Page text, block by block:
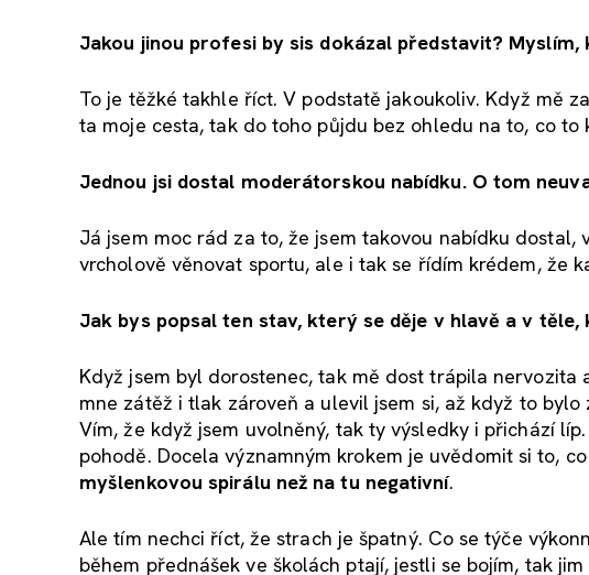
Jakou jinou profesi by sis dokázal představit?
To je těžké takhle říct. V podstatě jakoukoliv. Když mě
ta moje cesta, tak do toho půjdu bez ohledu na to, co to
Jednou jsi dostal moderátorskou nabídku. O tom
Já jsem moc rád za to, že jsem takovou nabídku
vrcholově věnovat sportu, ale i tak se řídím krédem, že
Jak bys popsal ten stav, který se děje v hlavě a v
Když jsem byl dorostenec, tak mě dost trápila
mne zátěž i tlak zároveň a ulevil jsem si, až když to
Vím, že když jsem uvolněný, tak ty výsledky i přichází
pohodě. Docela významným krokem je uvědomit si to,
myšlenkovou spirálu než na tu negativní.
Ale tím nechci říct, že strach je špatný. Co se týče
během přednášek ve školách ptají, jestli se bojím, tak